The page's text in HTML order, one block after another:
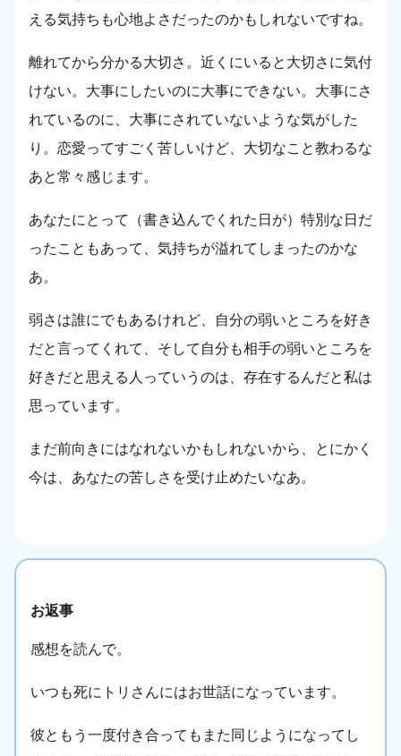
える気持ちも心地よさだったのかもしれないですね。
離れてから分かる大切さ。近くにいると大切さに気付
けない。大事にしたいのに大事にできない。大事にさ
れているのに、大事にされていないような気がした
り。恋愛ってすごく苦しいけど、大切なこと教わるな
あと常々感じます。
あなたにとって（書き込んでくれた日が）特別な日だ
ったこともあって、気持ちが溢れてしまったのかな
あ。
弱さは誰にでもあるけれど、自分の弱いところを好き
だと言ってくれて、そして自分も相手の弱いところを
好きだと思える人っていうのは、存在するんだと私は
思っています。
まだ前向きにはなれないかもしれないから、とにかく
今は、あなたの苦しさを受け止めたいなあ。
お返事
感想を読んで。
いつも死にトリさんにはお世話になっています。
彼ともう一度付き合ってもまた同じようになってし